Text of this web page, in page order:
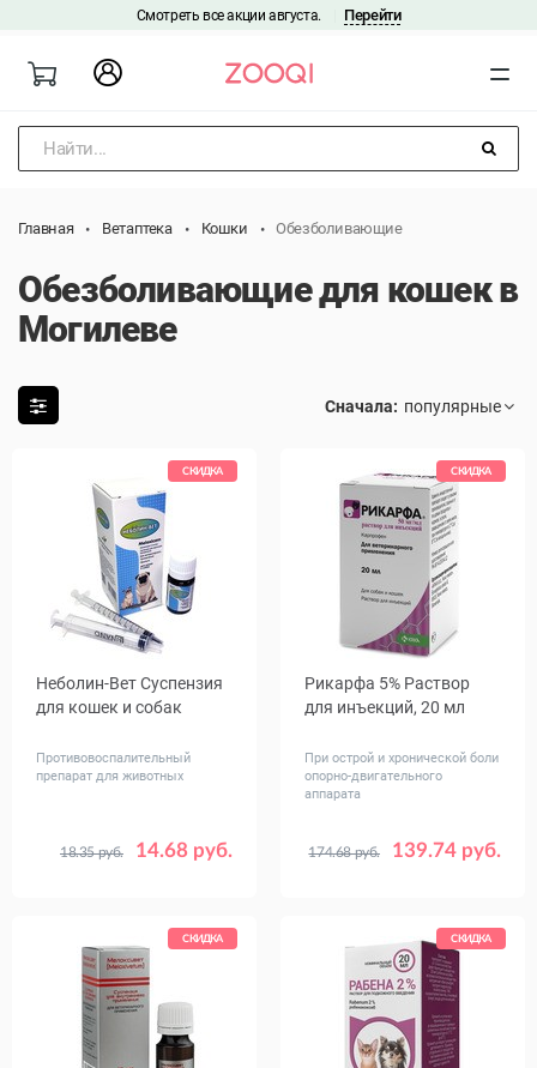
Смотреть все акции августа. Перейти
Найти...
Главная Ветаптека Кошки Обезболивающие
Обезболивающие для кошек в
Могилеве
Сначала:
СКИДКА
Неболин-Вет Суспензия
для кошек и собак
Противовоспалительный
препарат для животных
14.68 руб.
18.35 руб.
Объем,
10 20
СКИДКА
Рикарфа 5% Раствор
для инъекций, 20 мл
При острой и хронической боли
опорно-двигательного
аппарата
139.74 руб.
174.68 руб.
СКИДКА СКИДКА